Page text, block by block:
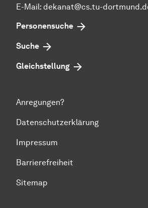
E-Mail: dekanat@cs.tu-
Personensuche
Suche
Gleichstellung
Anregungen?
Datenschutzerklärung
Impressum
Barrierefreiheit
Sitemap